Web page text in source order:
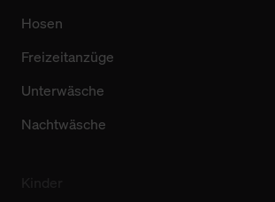
Hosen
Freizeitanzüge
Unterwäsche
Nachtwäsche